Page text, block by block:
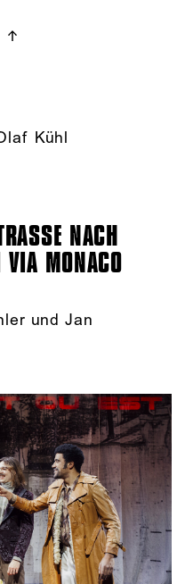
Kühl
NACH M
MONACO (
und Jan